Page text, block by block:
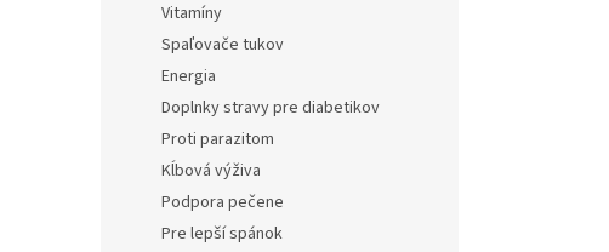
Vitamíny
Spaľovače tukov
Energia
Doplnky stravy pre diabetikov
Proti parazitom
Kĺbová výživa
Podpora pečene
Pre lepší spánok